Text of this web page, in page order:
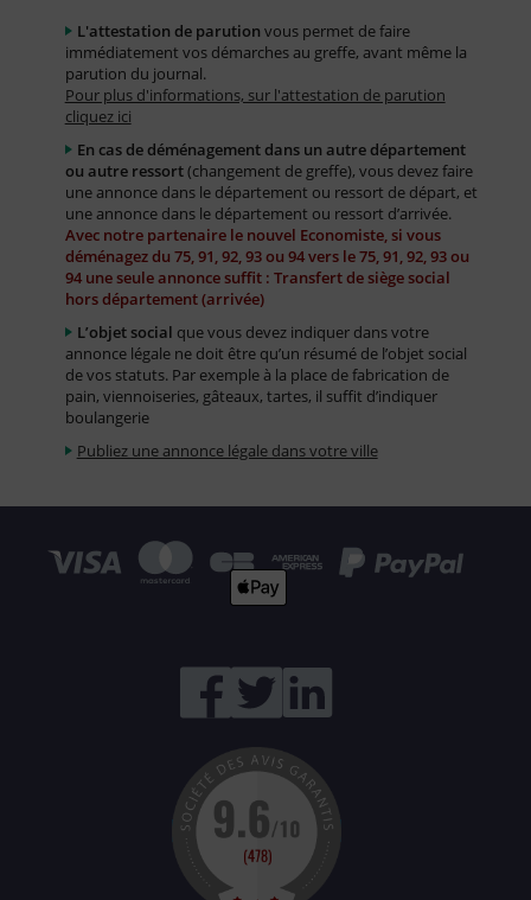
L'attestation de parution vous permet de faire
immédiatement vos démarches au greffe, avant même la
parution du journal.
Pour plus d'informations, sur l'attestation de parution
cliquez ici
En cas de déménagement dans un autre département
ou autre ressort(changement de greffe), vous devez faire
une annonce dans le département ou ressort de départ, et
une annonce dans le département ou ressort d’arrivée.
Avec notre partenaire le nouvel Economiste, si vous
déménagez du 75, 91, 92, 93 ou 94 vers le 75, 91, 92, 93 ou
94 une seule annonce suffit : Transfert de siège social
hors département (arrivée)
L’objet social que vous devez indiquer dans votre
annonce légale ne doit être qu’un résumé de l’objet social
de vos statuts. Par exemple à la place de fabrication de
pain, viennoiseries, gâteaux, tartes, il suffit d’indiquer
boulangerie
Publiez une annonce légale dans votre ville